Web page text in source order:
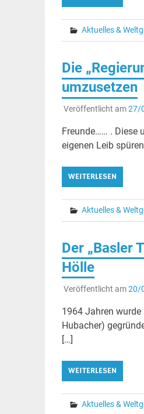
Aktuelles &
Die
umzusetzen
Veröffentlicht am27/
Freunde…… . Diese
eigenen Leib
WEITERLESEN
Aktuelles &
Der „Basler
Hölle
Veröffentlicht am20/
1964 Jahren wurde
Hubacher)
[…]
WEITERLESEN
Aktuelles &